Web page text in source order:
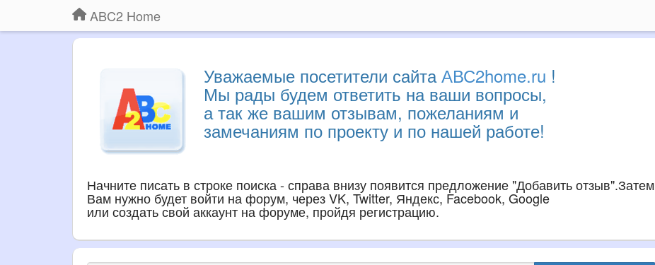
ABC2 Home
Уважаемые посетители сайтаАВС2home.ru !
Мы рады будем ответить на ваши вопросы,
а так же вашим отзывам, пожеланиям и
замечаниям по проекту и по нашей работе!
Начните писать в строке поиска - справа внизу появится предложение "Добавить отзыв".Затем
Вам нужно будет войти на форум, через VK, Twitter, Яндекс, Facebook, Google
или создать свой аккаунт на форуме, пройдя регистрацию.